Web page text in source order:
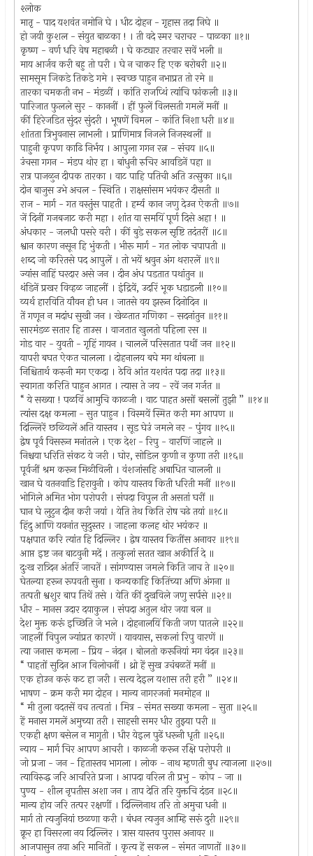
श्लोक
मातृ - पाद यशवंत नमोनि घे । धीट दोहन - गृहास तदा निघे ॥
हो जयी कुशल - संयुत बाळका ! । ती वदे स्मर चराचर - पाळका ॥१॥
कृष्ण - वर्ण धरि वेष महाबळी । घे कट्यार तरवार सवें भली ॥
माय आर्जव करी बहु तो परी । घे न चाकर हि एक बरोबरी ॥२॥
सामसूम जिकडे तिकडे गमे । स्वच्छ पाहुन नभाप्रत तो रमे ॥
तारका चमकती नभ - मंडळीं । कांति राजप्थिं त्यांचि फांकली ॥३॥
पारिजात फुलले सुर - काननीं । हीं फुलें विलसती गमलें मनीं ॥
कीं हिरेजडित सुंदर सुंदरी । भूषणें विमल - कांति निशा धरी ॥४॥
शांतता त्रिभुवनास लाभली । प्राणिमात्र निजले निजस्थलीं ॥
पाहुनी कृपण काढि निर्भय । आपुला गगन रत्न - संचय ॥५॥
उंचसा गगन - मंडप थोर हा । बांधुनी रुचिर आवडिनें पहा ॥
रात्र पाजळुन दीपक तारका । वाट पाहि पतिची अति उत्सुका ॥६॥
दोन बाजुस उभे अचल - स्थिति । राक्षसांसम भयंकर दीसती ॥
राज - मार्ग - गत वस्तुंस पाहती । हर्म्य कान जणु देउन ऐकती ॥७॥
जें दिनीं गजबजाट करी महा । शांत या समयिं पूर्ण दिसे अहा ! ॥
अंधकार - जलधी पसरे वरी । कीं बुडे सकल सृष्टि तदंतरीं ॥८॥
श्वान कारण नसून हि भुंकती । भीरू मार्ग - गत लोक चपापती ॥
शब्द जो करितसे पद आपुलें । तो भयें श्रवुन अंग थरारलें ॥९॥
ज्यांस नाहिं घरदार असे जन । दीन अंध पडतात पथांतुन ॥
थंडिनें प्रखर विव्हळ जाहलीं । इंद्रियें, उदरिं भूक धडाडली ॥१०॥
व्यर्थ हारविति यौवन ही धन । जातसे वय झरून दिनोदिन ॥
तें गणून न मदांध सुखी जन । खेळतात गणिका - सदनांतुन ॥११॥
सारमंडळ सतार हि ताउस । वाजतात खुलतो पहिला रस ॥
गोड वार - युवती - गृहिं गायन । चाललें परिसतात पथीं जन ॥१२॥
यापरी बघत ऐकत चालला । दोहनालय बघे मग थांबला ॥
निश्चितार्थ करुनी मग एकदा । ठेवि आंत यशवंत पदा तदा ॥१३॥
स्वागता करिति पाहुन आगत । त्यास ते जय - रवें जन गर्जत ॥
“ ये सख्या ! पळविं आमुचि काळजी । वाट पाहत असों बसलों तुझी ” ॥१४॥
त्यांस दक्ष कमला - सुत पाहुन । विस्मयें स्मित करी मग आपण ॥
दिल्लिरें छळियलें अति यास्तव । सूड घेउं जमले नर - पुंगव ॥१५॥
द्वेष पूर्व विसरून मनांतले । एक देश - रिपु - वारणिं जाहले ॥
निश्चया धरिति संकट ये जरी । घोर, सोडिल कुणी न कुणा तरी ॥१६॥
पूर्वजीं श्रम करून मिळीविली । वंशजांसहि अबाधित चालली ॥
खान घे वतनवाडि हिरावुनी । कोप यास्तव किती धरिती मनीं ॥१७॥
भोगिले अमित भोग परोपरी । संपदा विपुल ती असतां घरीं ॥
घान घे लुटुन दीन करी जयां । येति तेथ किति रोष चढे तयां ॥१८॥
हिंदु आणि यवनांत सुदुस्तर । जाहला कलह थोर भयंकर ॥
पक्षपात करि त्यांत हि दिल्लिर । द्वेष यास्तव कितींस अनावर ॥१९॥
आप्त इष्ट जन बाटवुनी मदें । तत्कुलां सतत खान अकीर्ति दे ॥
दुःख रात्र्दिन अंतरिं जाचतें । सांगण्यास जमले किति जाच ते ॥२०॥
घेतल्या हरून रूपवती सुना । कन्यकाहि कितिंच्या अणि अंगना ॥
तत्पती श्वशुर बाप तिथें तसे । येति कीं दुखविले जणु सर्पसे ॥२१॥
धीर - मानस उदार दयाकुल । संपदा अतुल थोर जया बल ॥
देश मुक्त करूं इच्छिति जे भले । दोहनालयिं किती जण पातले ॥२२॥
जाहलीं विपुल ज्यांप्रत कारणें । यावयास, सकलां रिपु वारणें ॥
त्या जनास कमला - प्रिय - नंदन । बोलतो करूनियां मग वंदन ॥२३॥
“ पाहतों सुदिन आज विलोचनीं । थ्रो हें सुख उचंबळतें मनीं ॥
एक होउन करूं कट हा जरी । सत्य देइल यशास तरी हरी ” ॥२४॥
भाषण - क्रम करी मग दोहन । मान्य नागरजनां मनमोहन ॥
“ मी तुला वदतसें वच तत्वतां । मित्र - संमत सख्या कमला - सुता ॥२५॥
हें मनास गमलें अमुच्या तरी । साहसी समर धीर तुझ्या परी ॥
एकही क्षण बसेल न मागुती । धीर येइल पुढें धरूनी धृती ॥२६॥
न्याय - मार्ग चिर आपण आचरी । काळजी करून रक्षि परोपरी ॥
जो प्रजा - जन - हितास्तव भागला । लोक - नाथ म्हणती बुध त्याजला ॥२७॥
त्याविरुद्ध जरि आचरिते प्रजा । आपदा वरिल ती प्रभु - कोप - जा ॥
पुण्य - शील नृपतीस अशा जन । ताप देति तरि युक्तचि दंडन ॥२८॥
मान्य होय जरि तत्पर रक्षणीं । दिल्लिनाथ तरि तो अमुचा धनी ॥
मार्ग तो त्यजुनियां छळणा करी । बंधन त्यजुन आम्हि सरूं दुरी ॥२९॥
क्रूर हा विसरला नय दिल्लिर । त्रास यास्तव पुरास अनावर ॥
आजपासुन तया अरि मानितों । कृत्य हें सकल - संमत जाणतों ॥३०॥